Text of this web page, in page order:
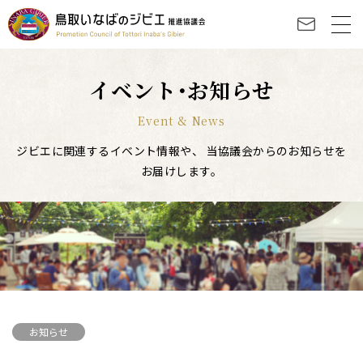
イベント･お知らせ
Event & News
ジビエに関連するイベント情報や、
当協議会からのお知らせを
お届けします。
お知らせ